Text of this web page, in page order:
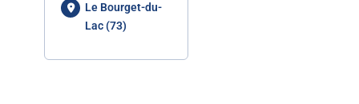
Le Bourget-du-
Lac (73)